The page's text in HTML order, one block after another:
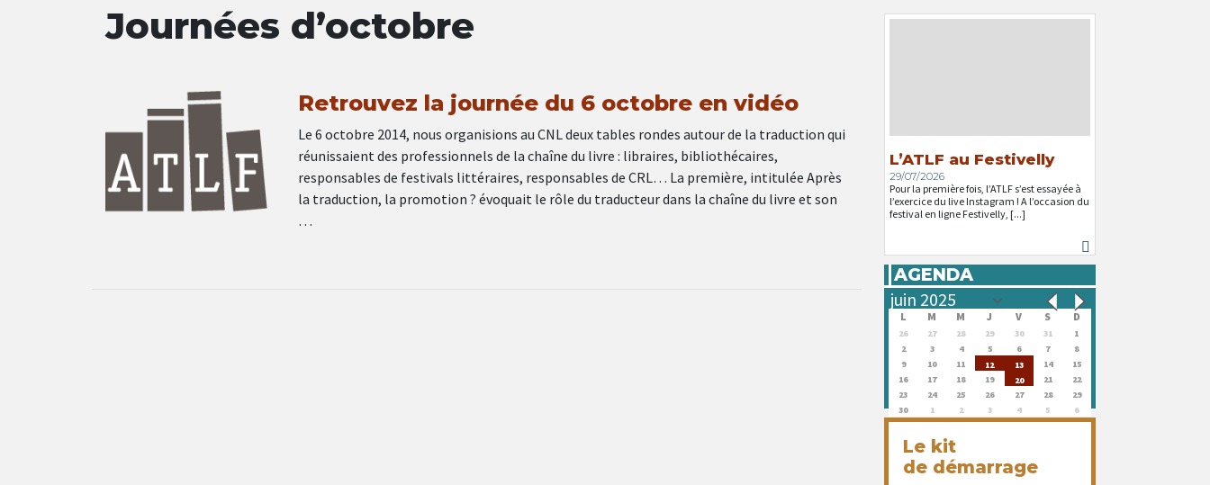
Journées d’octobre
Retrouvez la journée du 6 octobre en vidéo
Le 6 octobre 2014, nous organisions au CNL deux tables rondes autour de la traduction qui
réunissaient des professionnels de la chaîne du livre : libraires, bibliothécaires,
responsables de festivals littéraires, responsables de CRL… La première, intitulée Après
la traduction, la promotion ? évoquait le rôle du traducteur dans la chaîne du livre et son
…
L’ATLF au Festivelly
29/07/2026
Pour la première fois, l’ATLF s’est essayée à
l’exercice du live Instagram ! A l’occasion du
festival en ligne Festivelly, [...]
AGENDA
L M M J V S D
26 27 28 29 30 31
1
2
3 4 5 6 7
8
9
10 11 12 13 14
15
16
17 18 19 20 21
22
23
24 25 26 27 28
29
30
1 2 3 4 5 6
Le kit
de démarrage